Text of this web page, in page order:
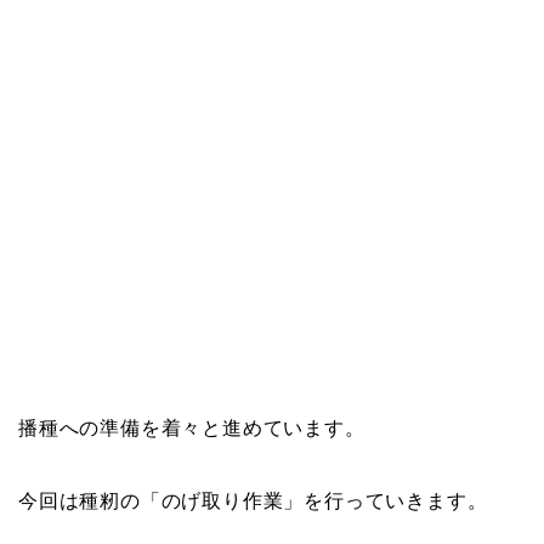
播種への準備を着々と進めています。
今回は種籾の「のげ取り作業」を行っていきます。